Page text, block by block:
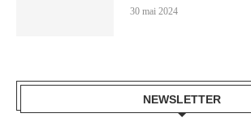
30 mai 2024
NEWSLETTER